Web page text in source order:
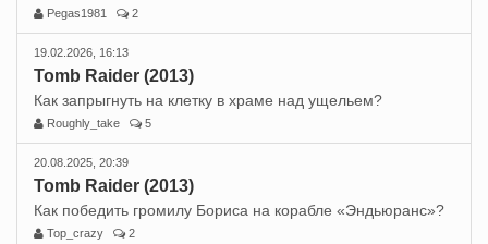
Pegas1981 2
19.02.2026, 16:13
Tomb Raider (2013)
Как запрыгнуть на клетку в храме над ущельем?
Roughly_take 5
20.08.2025, 20:39
Tomb Raider (2013)
Как победить громилу Бориса на корабле «Эндьюранс»?
Top_crazy 2